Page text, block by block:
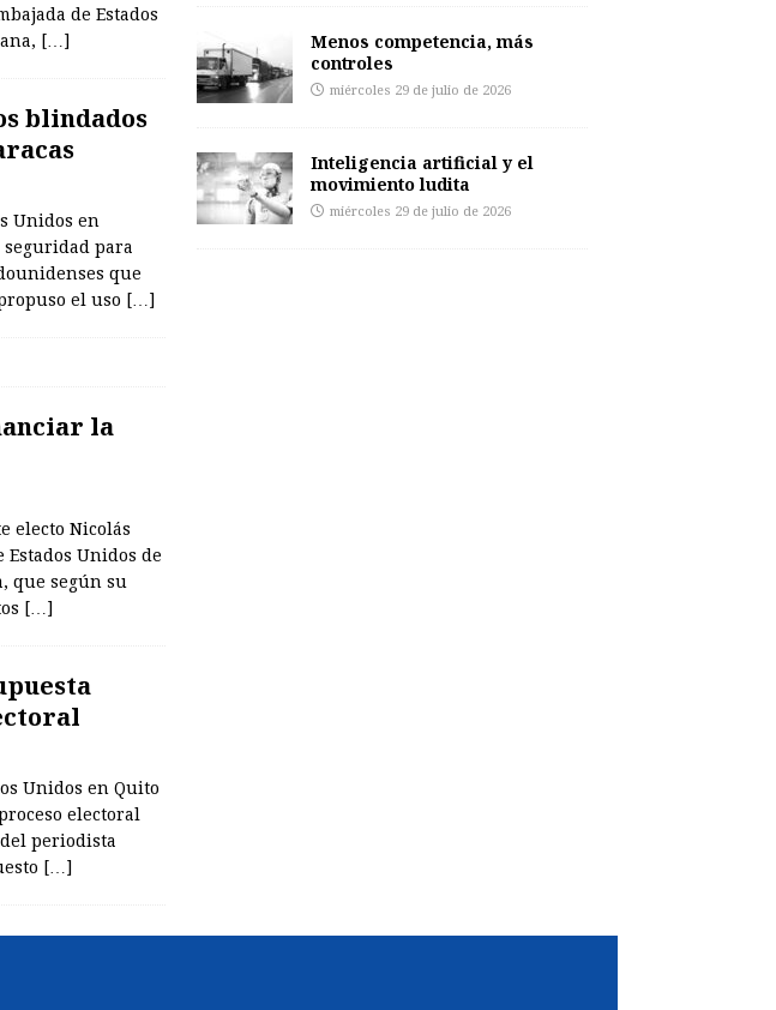
de Estados
[…]
blindados
Unidos en
seguridad para
que
el uso […]
la
electo Nicolás
Unidos de
que según su
[…]
Unidos en Quito
electoral
periodista
[…]
Menos competencia, más
controles
miércoles 29 de julio de 2026
Inteligencia artificial y el
movimiento ludita
miércoles 29 de julio de 2026